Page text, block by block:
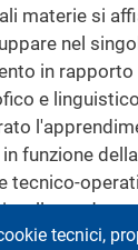
materie si
nel
in rapporto
e
funzione
tecnico-
e alle
di accostarsi
tecnici,